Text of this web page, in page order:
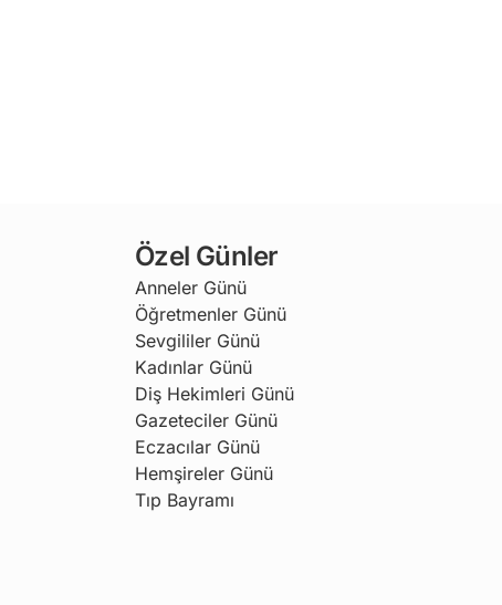
Özel Günler
Anneler Günü
Öğretmenler Günü
Sevgililer Günü
Kadınlar Günü
Diş Hekimleri Günü
Gazeteciler Günü
Eczacılar Günü
Hemşireler Günü
Tıp Bayramı